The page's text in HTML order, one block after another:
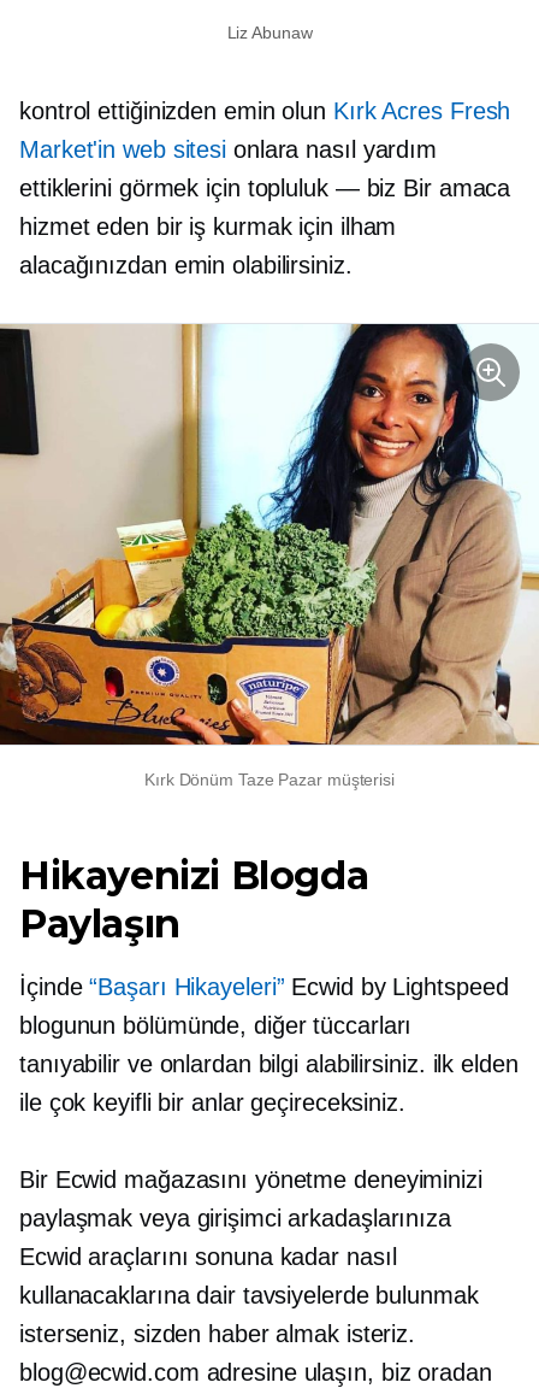
Liz Abunaw
kontrol ettiğinizden emin olun Kırk Acres Fresh
Market'in web sitesi onlara nasıl yardım
ettiklerini görmek için topluluk — biz Bir amaca
hizmet eden bir iş kurmak için ilham
alacağınızdan emin olabilirsiniz.
Kırk Dönüm Taze Pazar müşterisi
Hikayenizi Blogda
Paylaşın
İçinde“Başarı Hikayeleri” Ecwid by Lightspeed
blogunun bölümünde, diğer tüccarları
tanıyabilir ve onlardan bilgi alabilirsiniz. ilk elden
ile çok keyifli bir anlar geçireceksiniz.
Bir Ecwid mağazasını yönetme deneyiminizi
paylaşmak veya girişimci arkadaşlarınıza
Ecwid araçlarını sonuna kadar nasıl
kullanacaklarına dair tavsiyelerde bulunmak
isterseniz, sizden haber almak isteriz.
blog@ecwid.com adresine ulaşın, biz oradan